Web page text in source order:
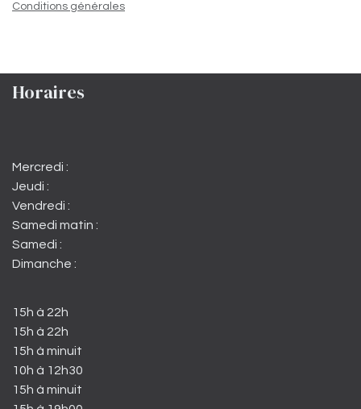
Conditions générales
Horaires
Mercredi :
Jeudi :
Vendredi :
Samedi matin :
Samedi :
Dimanche :
15h à 22h
15h à 22h
15h à minuit
10h à 12h30
15h à minuit